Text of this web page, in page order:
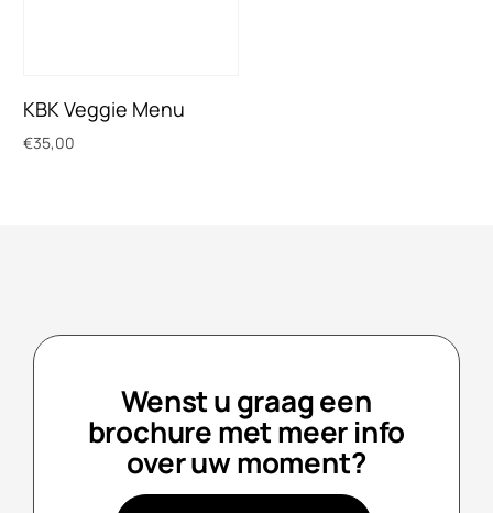
KBK Veggie Menu
€35,00
Wenst u graag een
brochure met meer info
over uw moment?